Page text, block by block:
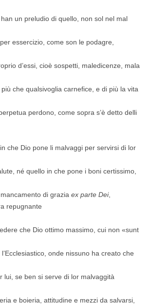
un preludio di quello, non sol nel mal
essercizio, come son le podagre,
d’essi, cioè sospetti, maledicenze, mala
che qualsivoglia carnefice, e di più la vita
perdono, come sopra s’è detto delli
che Dio pone li malvaggi per servirsi di lor
né quello in che pone i boni certissimo,
di graziaex parte Dei,
repugnante
che Dio ottimo massimo, cui non «sunt
onde nissuno ha creato che
lui, se ben si serve di lor malvaggità
e boieria, attitudine e mezzi da salvarsi,